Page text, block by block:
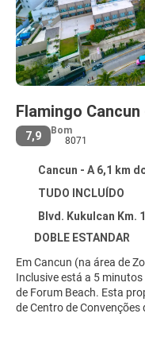
Flamingo
7,9
Bom
8071
Cancun - A 6,1 km
TUDO INCLUÍDO
Blvd. Kukulcan Km.
DOBLE ESTANDAR
Em Cancun (na área de
Inclusive está a 5
de Forum Beach. Esta propriedade com tudo incluído fica a 2,2 km
de Centro de Convenções
Relaxe em uma das 2
instalações recreativas,